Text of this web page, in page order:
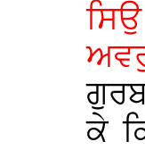
ਕੇ